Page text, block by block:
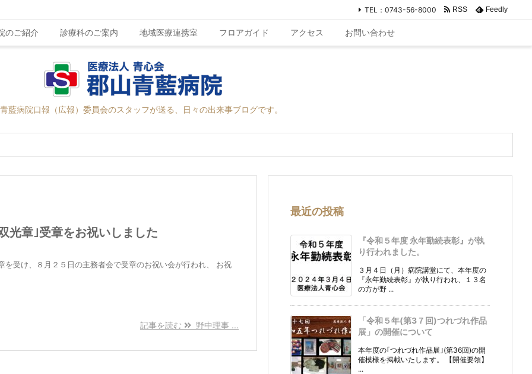
のご紹介 診療科のご案内 地域医療連携室 フロアガイド アクセス お問い合わせ
TEL：0743-56-8000 RSS Feedly
藍病院口報（広報）委員会のスタッフが送る、日々の出来事ブログです。
光章｣受章をお祝いしました
を受け、８月２５日の主務者会で受章のお祝い会が行われ、 お祝
記事を読む 野中理事 ...
最近の投稿
『令和５年度 永年勤続表彰』が執
り行われました。
３月４日（月）病院講堂にて、本年度の
『永年勤続表彰』が執り行われ、１３名
の方が野 ...
「令和５年(第3７回)つれづれ作品
展」の開催について
本年度の｢つれづれ作品展｣(第36回)の開
催模様を掲載いたします。 【開催要領】
...